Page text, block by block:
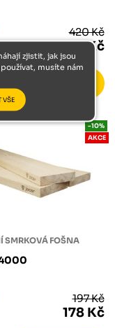
420 Kč
378 Kč
SMRKOVÁ FOŠNA
-10%
AKCE
197 Kč
178 Kč
zjistit, jak jsou
musíte nám